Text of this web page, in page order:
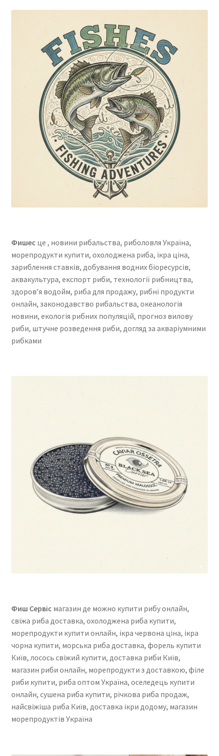
Фишес це , новини рибальства, риболовля Україна,
морепродукти купити, охолоджена риба, ікра ціна,
зариблення ставків, добування водних біоресурсів,
аквакультура, експорт риби, технології рибництва,
здоров’я водойм, риба для продажу, рибні продукти
онлайн, законодавство рибальства, океанологія
новини, екологія рибних популяцій, прогноз вилову
риби, штучне розведення риби, догляд за акваріумними
рибками
Фиш Сервіс магазин де можно купити рибу онлайн,
свіжа риба доставка, охолоджена риба купити,
морепродукти купити онлайн, ікра червона ціна, ікра
чорна купити, морська риба доставка, форель купити
Київ, лосось свіжий купити, доставка риби Київ,
магазин риби онлайн, морепродукти з доставкою, філе
риби купити, риба оптом Україна, оселедець купити
онлайн, сушена риба купити, річкова риба продаж,
найсвіжіша риба Київ, доставка ікри додому, магазин
морепродуктів Україна